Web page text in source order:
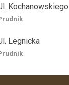
Kochanowskiego
Legnicka